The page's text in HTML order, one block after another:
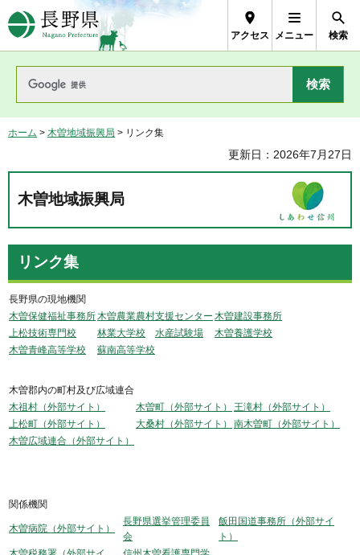
長野県Nagano Prefecture
アクセス メニュー 検索
ホーム > 木曽地域振興局 > リンク集
更新日：2026年7月27日
木曽地域振興局
リンク集
長野県の現地機関
木曽保健福祉事務所木曽農業農村支援センター 木曽建設事務所
上松技術専門校
林業大学校 水産試験場
木曽養護学校
木曽青峰高等学校
蘇南高等学校
木曽郡内の町村及び広域連合
木祖村（外部サイト）
木曽町（外部サイト）
王滝村（外部サイト）
上松町（外部サイト）
大桑村（外部サイト）
南木曽町（外部サイト）
木曽広域連合（外部サイト）
関係機関
木曽病院（外部サイト）
長野県選挙管理委員
会
飯田国道事務所（外部サイ
ト）